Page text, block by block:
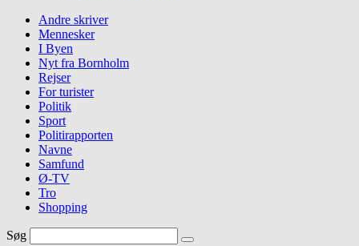
Andre skriver
Mennesker
I Byen
Nyt fra Bornholm
Rejser
For turister
Politik
Sport
Politirapporten
Navne
Samfund
Ø-TV
Tro
Shopping
Søg